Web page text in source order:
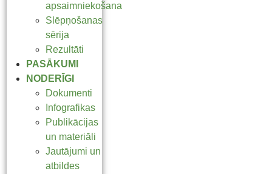
apsaimniekošana
Slēpņošanas
sērija
Rezultāti
PASĀKUMI
NODERĪGI
Dokumenti
Infografikas
Publikācijas
un materiāli
Jautājumi un
atbildes